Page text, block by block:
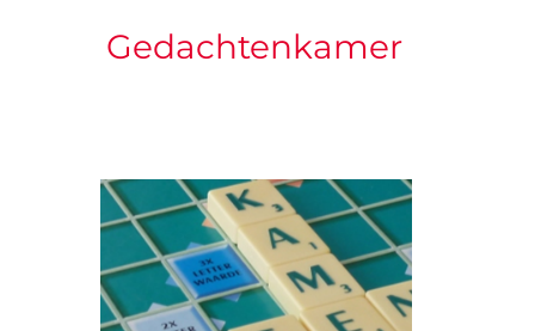
WELKOM
ORGANISATIE
VRIJWILLIGERS & STAGIAIRES
Gedachtenkamer